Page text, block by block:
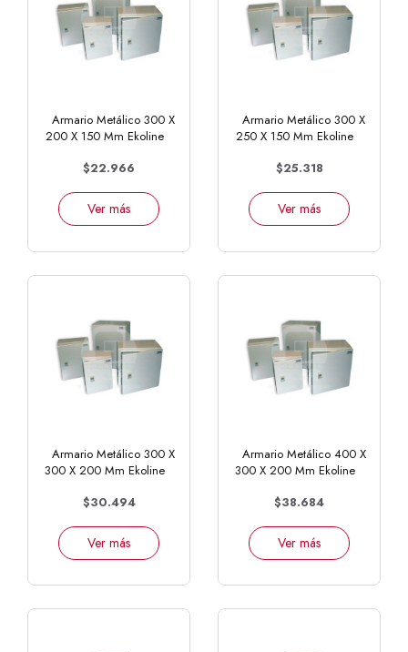
Armario Metálico 300 X
200 X 150 Mm Ekoline
$22.966
Ver más
Armario Metálico 300 X
250 X 150 Mm Ekoline
$25.318
Ver más
Armario Metálico 300 X
300 X 200 Mm Ekoline
$30.494
Ver más
Armario Metálico 400 X
300 X 200 Mm Ekoline
$38.684
Ver más